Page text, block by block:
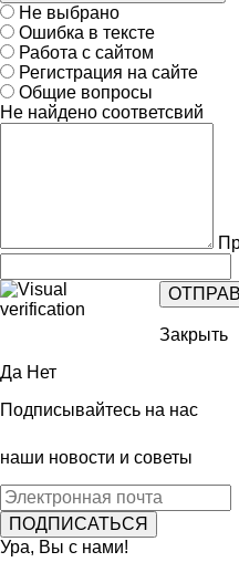
Не выбрано
Ошибка в тексте
Работа с сайтом
Регистрация на сайте
Общие вопросы
Не найдено соответсвий
Закрыть
Да Нет
Подписывайтесь на нас
наши новости и советы
Ура, Вы с нами!